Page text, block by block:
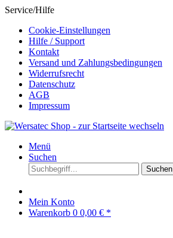
Service/Hilfe
Cookie-Einstellungen
Hilfe / Support
Kontakt
Versand und Zahlungsbedingungen
Widerrufsrecht
Datenschutz
AGB
Impressum
Menü
Suchen
Suchen
Mein Konto
Warenkorb 0 0,00 € *